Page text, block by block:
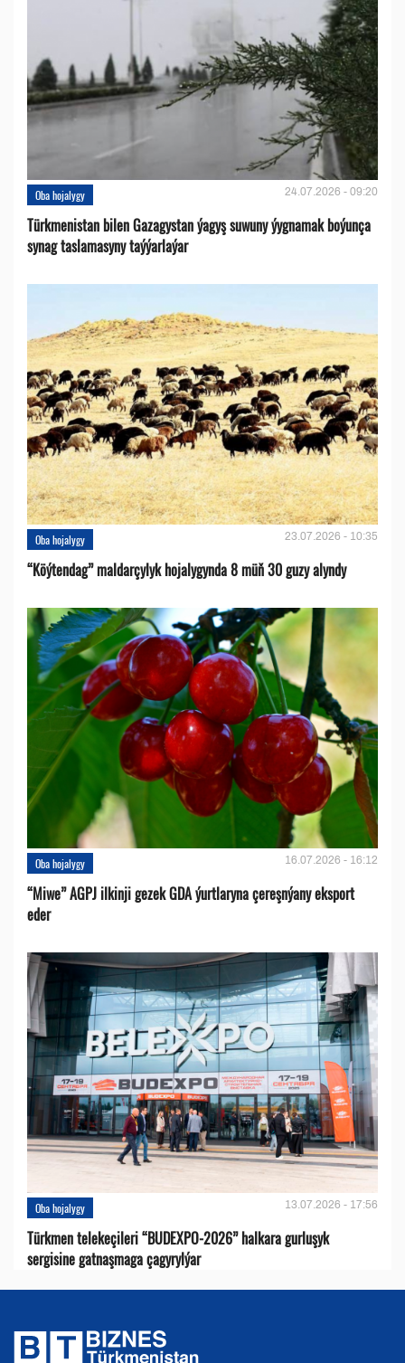
Oba hojalygy 24.07.2026 - 09:20
Türkmenistan bilen Gazagystan ýagyş suwuny ýygnamak boýunça
synag taslamasyny taýýarlaýar
Oba hojalygy 23.07.2026 - 10:35
“Köýtendag” maldarçylyk hojalygynda 8 müň 30 guzy alyndy
Oba hojalygy 16.07.2026 - 16:12
“Miwe” AGPJ ilkinji gezek GDA ýurtlaryna çereşnýany eksport
eder
Oba hojalygy 13.07.2026 - 17:56
Türkmen telekeçileri “BUDEXPO-2026” halkara gurluşyk
sergisine gatnaşmaga çagyrylýar